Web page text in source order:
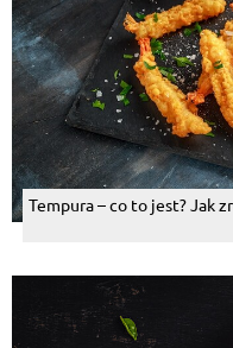
Tempura – co to jest? Jak